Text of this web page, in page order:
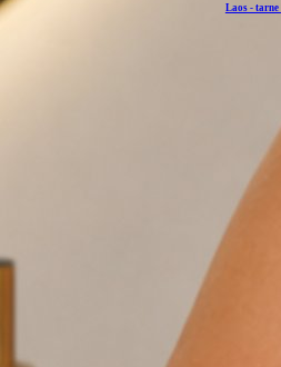
Laos - tarne